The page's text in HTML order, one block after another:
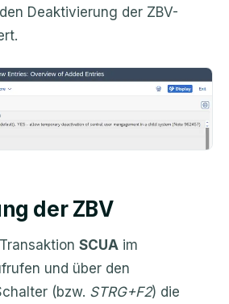
Deaktivierung der ZBV-
der ZBV
SCUA im
und über den
(bzw. STRG+F2) die